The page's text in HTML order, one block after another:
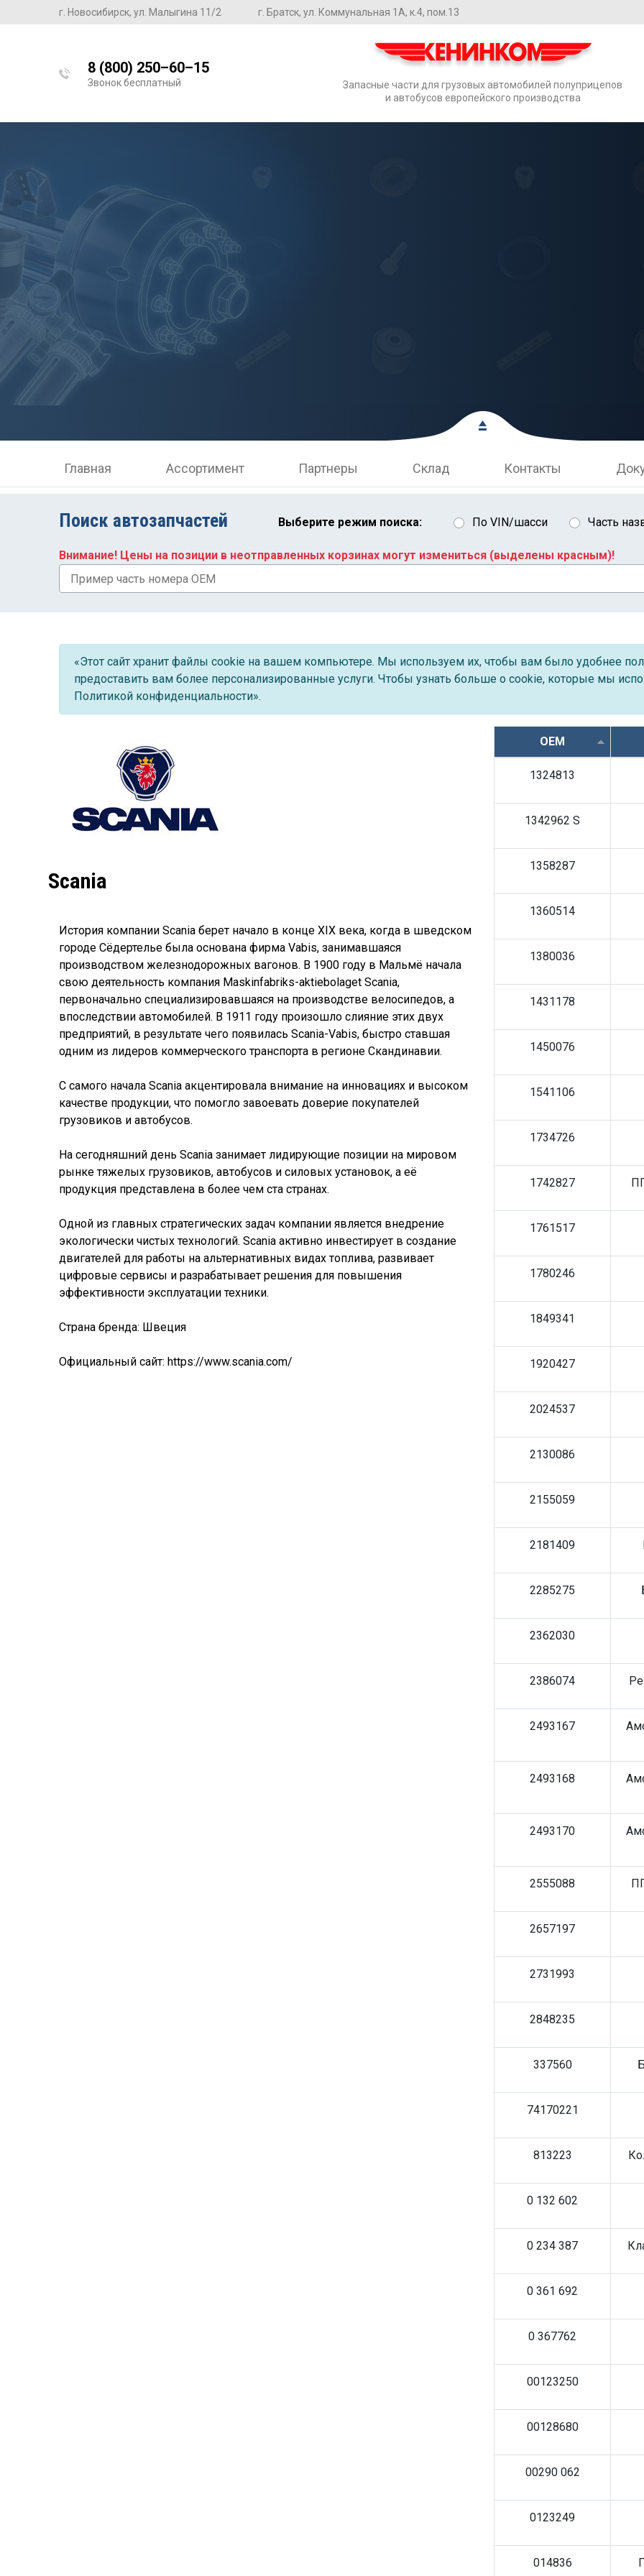
г. Новосибирск, ул. Малыгина 11/2 г. Братск, ул. Коммунальная 1А, к.4, пом.13
Запасные части для грузовых автомобилей полуприцепов
и автобусов европейского производства
8 (800) 250–60–15
Звонок бесплатный
Главная Ассортимент Партнеры Склад Контакты
Поиск автозапчастей Выберите режим поиска: По VIN/шасси Часть
Внимание! Цены на позиции в неотправленных корзинах могут измениться (выделены красным)!
«Этот сайт хранит файлы cookie на вашем компьютере. Мы используем их, чтобы вам было удобнее
предоставить вам более персонализированные услуги. Чтобы узнать больше о cookie, которые мы
Политикой конфиденциальности».
Scania
История компании Scania берет начало в конце XIX века, когда в шведском
городе Сёдертелье была основана фирма Vabis, занимавшаяся
производством железнодорожных вагонов. В 1900 году в Мальмё начала
свою деятельность компания Maskinfabriks-aktiebolaget Scania,
первоначально специализировавшаяся на производстве велосипедов, а
впоследствии автомобилей. В 1911 году произошло слияние этих двух
предприятий, в результате чего появилась Scania-Vabis, быстро ставшая
одним из лидеров коммерческого транспорта в регионе Скандинавии.
С самого начала Scania акцентировала внимание на инновациях и высоком
качестве продукции, что помогло завоевать доверие покупателей
грузовиков и автобусов.
На сегодняшний день Scania занимает лидирующие позиции на мировом
рынке тяжелых грузовиков, автобусов и силовых установок, а её
продукция представлена в более чем ста странах.
Одной из главных стратегических задач компании является внедрение
экологически чистых технологий. Scania активно инвестирует в создание
двигателей для работы на альтернативных видах топлива, развивает
цифровые сервисы и разрабатывает решения для повышения
эффективности эксплуатации техники.
Страна бренда: Швеция
Официальный сайт:https://www.scania.com/
OEM
1324813
1342962 S
1358287
1360514
1380036
1431178
1450076
1541106
1734726
1742827
1761517
1780246
1849341
1920427
2024537
2130086
2155059
2181409
2285275
2362030
2386074
2493167
2493168
2493170
2555088
2657197
2731993
2848235
337560
74170221
813223
0 132 602
0 234 387
0 361 692
0 367762
00123250
00128680
00290 062
0123249
014836